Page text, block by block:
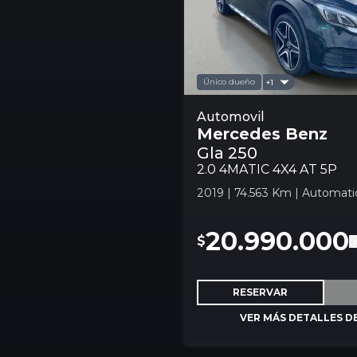
Único dueño +1
Mercedes Benz Gla 250
5p Automovil
Automovil
Mercedes Benz
Gla 250
2.0 4MATIC 4X4 AT 5P
2019 | 74.563 Km |
$20.990.000
RESERVAR
VER MÁS DETALLES